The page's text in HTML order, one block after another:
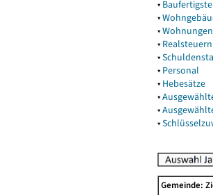
▾
▾
▾Wohnungen
▾ Realsteuern
▾
▾ Personal
▾ Hebesätze
▾
▾
▾
Gemeinde: